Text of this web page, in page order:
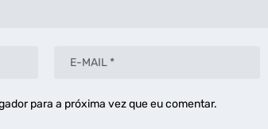
para a próxima vez que eu comentar.